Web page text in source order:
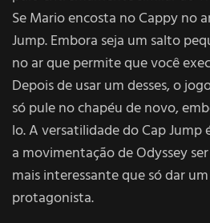
Se Mario encosta no Cappy no
Jump. Embora seja um salto
no ar que permite que você
Depois de usar um desses, o
só pule no chapéu de novo,
lo. A versatilidade do Cap
a movimentação de Odyssey
mais interessante que só dar
protagonista.